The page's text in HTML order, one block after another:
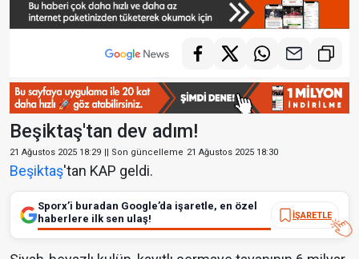
Beşiktaş'tan dev adım!
21 Ağustos 2025 18:29 || Son güncelleme 21 Ağustos 2025 18:30
Beşiktaş'tan KAP geldi.
Sporx’i buradan Google’da işaretle, en özel
haberlere ilk sen ulaş!
İŞARETLE